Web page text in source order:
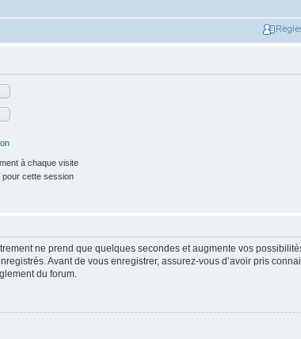
à chaque visite
pour cette session
ne prend que quelques secondes et augmente vos
Avant de vous enregistrer, assurez-vous d’avoir pris
du forum.